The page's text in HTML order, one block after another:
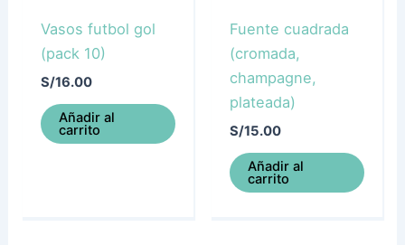
Vasos futbol gol
(pack 10)
S/16.00
Añadir al
carrito
Fuente cuadrada
(cromada,
champagne,
plateada)
S/15.00
Añadir al
carrito